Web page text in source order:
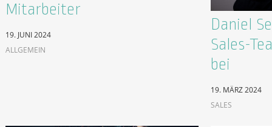
Mitarbeiter
19. JUNI 2024
ALLGEMEIN
Daniel
Sales-
bei
19. MÄRZ 2024
SALES